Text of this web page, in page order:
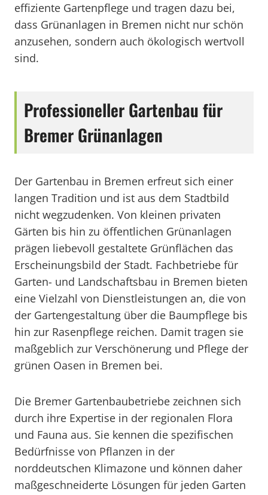
effiziente Gartenpflege und tragen dazu bei,
dass Grünanlagen in Bremen nicht nur schön
anzusehen, sondern auch ökologisch wertvoll
sind.
Professioneller Gartenbau für
Bremer Grünanlagen
Der Gartenbau in Bremen erfreut sich einer
langen Tradition und ist aus dem Stadtbild
nicht wegzudenken. Von kleinen privaten
Gärten bis hin zu öffentlichen Grünanlagen
prägen liebevoll gestaltete Grünflächen das
Erscheinungsbild der Stadt. Fachbetriebe für
Garten- und Landschaftsbau in Bremen bieten
eine Vielzahl von Dienstleistungen an, die von
der Gartengestaltung über die Baumpflege bis
hin zur Rasenpflege reichen. Damit tragen sie
maßgeblich zur Verschönerung und Pflege der
grünen Oasen in Bremen bei.
Die Bremer Gartenbaubetriebe zeichnen sich
durch ihre Expertise in der regionalen Flora
und Fauna aus. Sie kennen die spezifischen
Bedürfnisse von Pflanzen in der
norddeutschen Klimazone und können daher
maßgeschneiderte Lösungen für jeden Garten